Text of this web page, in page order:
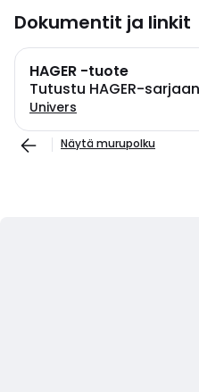
Dokumentit ja linkit
HAGER -tuote
Tutustu HAGER-sarjaan
Univers
Näytä murupolku